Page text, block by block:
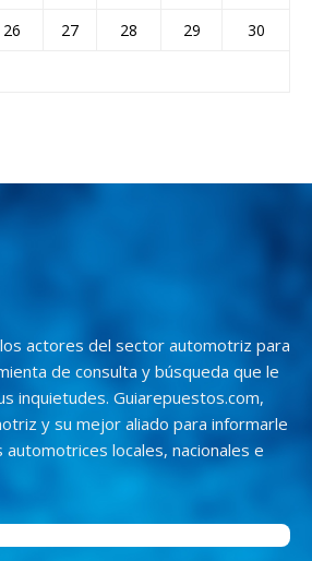
26 27 28 29
30
actores del sector automotriz para
de consulta y búsqueda que le
inquietudes. Guiarepuestos.com,
y su mejor aliado para informarle
locales, nacionales e